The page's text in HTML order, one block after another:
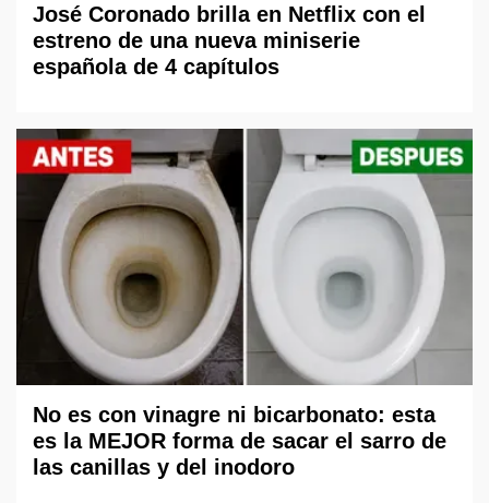
José Coronado brilla en Netflix con el
estreno de una nueva miniserie
española de 4 capítulos
No es con vinagre ni bicarbonato: esta
es la MEJOR forma de sacar el sarro de
las canillas y del inodoro